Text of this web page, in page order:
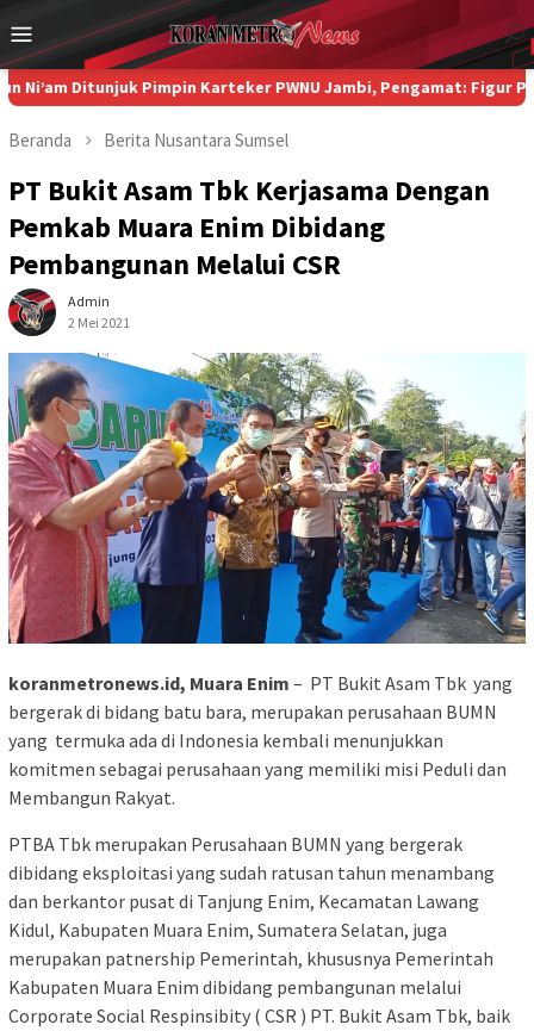
ke
konten
Menu
Mobile
Pimpin Karteker PWNU Jambi, Pengamat: Figur Pemimpin
Beranda Berita Nusantara Sumsel
PT Bukit Asam Tbk Kerjasama Dengan
Pemkab Muara Enim Dibidang
Pembangunan Melalui CSR
Admin
2 Mei 2021
koranmetronews.id, Muara Enim – PT Bukit Asam Tbk yang
bergerak di bidang batu bara, merupakan perusahaan BUMN
yang termuka ada di Indonesia kembali menunjukkan
komitmen sebagai perusahaan yang memiliki misi Peduli dan
Membangun Rakyat.
PTBA Tbk merupakan Perusahaan BUMN yang bergerak
dibidang eksploitasi yang sudah ratusan tahun menambang
dan berkantor pusat di Tanjung Enim, Kecamatan Lawang
Kidul, Kabupaten Muara Enim, Sumatera Selatan, juga
merupakan patnership Pemerintah, khususnya Pemerintah
Kabupaten Muara Enim dibidang pembangunan melalui
Corporate Social Respinsibity ( CSR ) PT. Bukit Asam Tbk, baik